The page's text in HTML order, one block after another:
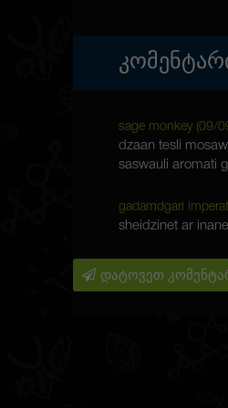
sage monkey (09/
dzaan tesli
saswauli aromati
gadamdgari
sheidzinet ar
დატოვეთ